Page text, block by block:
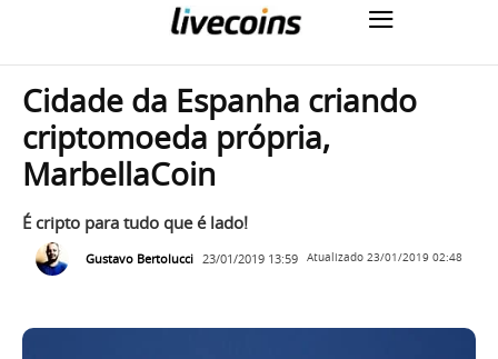
Cidade da Espanha criando
criptomoeda própria,
MarbellaCoin
É cripto para tudo que é lado!
Gustavo Bertolucci 23/01/2019 13:59 Atualizado 23/01/2019 02:48